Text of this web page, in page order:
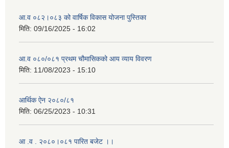
आ.व ०८२।०८३ को वार्षिक विकास योजना पुस्तिका
मिति: 09/16/2025 - 16:02
आ.व ०८०/०८१ प्रथम चौमासिकको आय व्याय विवरण
मिति: 11/08/2023 - 15:10
आर्थिक ऐन २०८०/८१
मिति: 06/25/2023 - 10:31
आ .व . २०८०।०८१ पारित बजेट ।।